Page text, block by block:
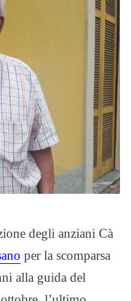
degli anziani Cà
per la scomparsa
alla guida del